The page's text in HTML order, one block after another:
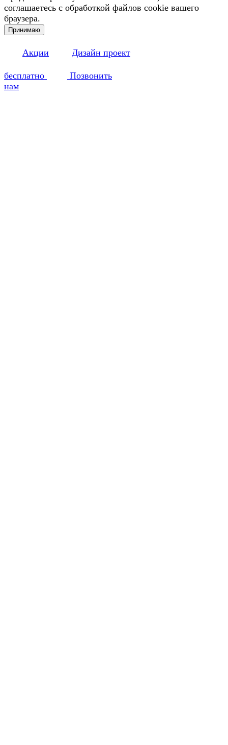
соглашаетесь с обработкой файлов cookie вашего
браузера.
Принимаю
Акции Дизайн проект
бесплатно
Позвонить
нам